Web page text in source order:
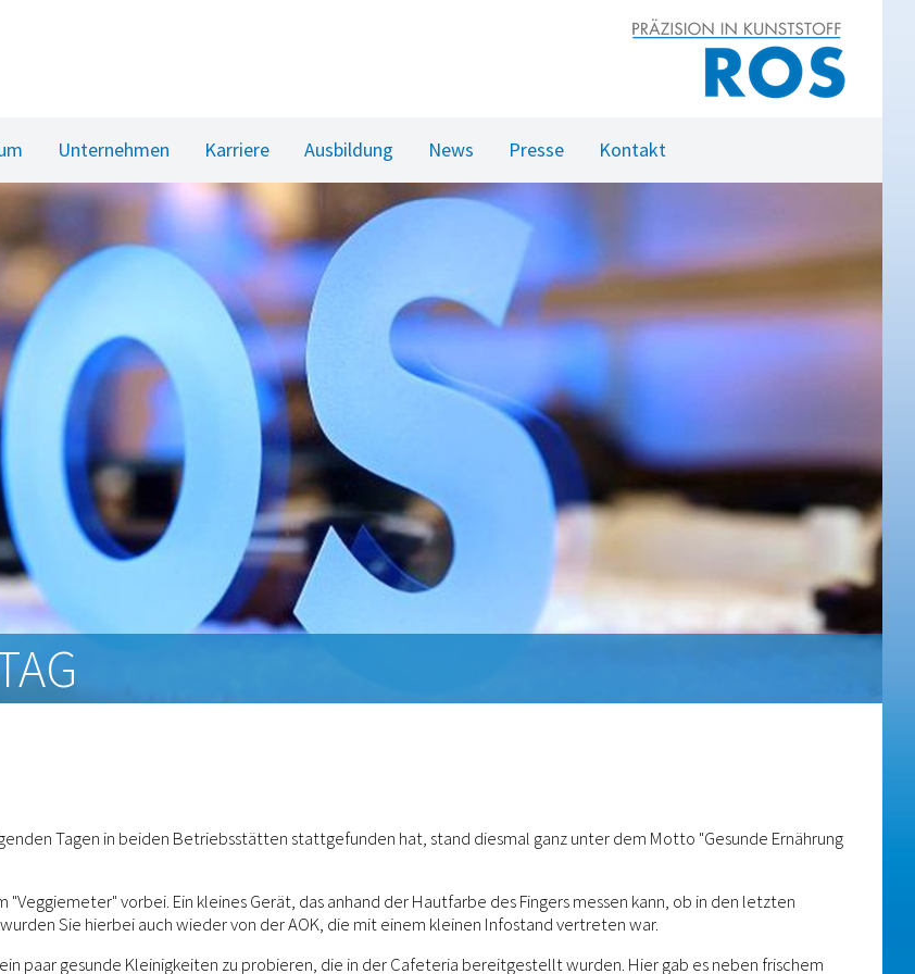
Unternehmen Karriere Ausbildung News Presse Kontakt
Tagen in beiden Betriebsstätten stattgefunden hat, stand diesmal ganz unter dem Motto "Gesunde Ernährung
vorbei. Ein kleines Gerät, das anhand der Hautfarbe des Fingers messen kann, ob in den letzten
Sie hierbei auch wieder von der AOK, die mit einem kleinen Infostand vertreten war.
paar gesunde Kleinigkeiten zu probieren, die in der Cafeteria bereitgestellt wurden. Hier gab es neben frischem